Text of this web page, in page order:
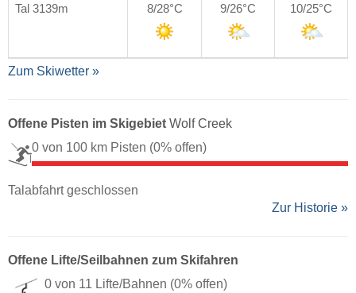
Tal 3139m
8/28°C
9/26°C
10/25°C
Zum Skiwetter »
Offene Pisten im Skigebiet Wolf Creek
0 von 100 km Pisten (0% offen)
Talabfahrt geschlossen
Zur Historie »
Offene Lifte/Seilbahnen zum Skifahren
0 von 11 Lifte/Bahnen (0% offen)